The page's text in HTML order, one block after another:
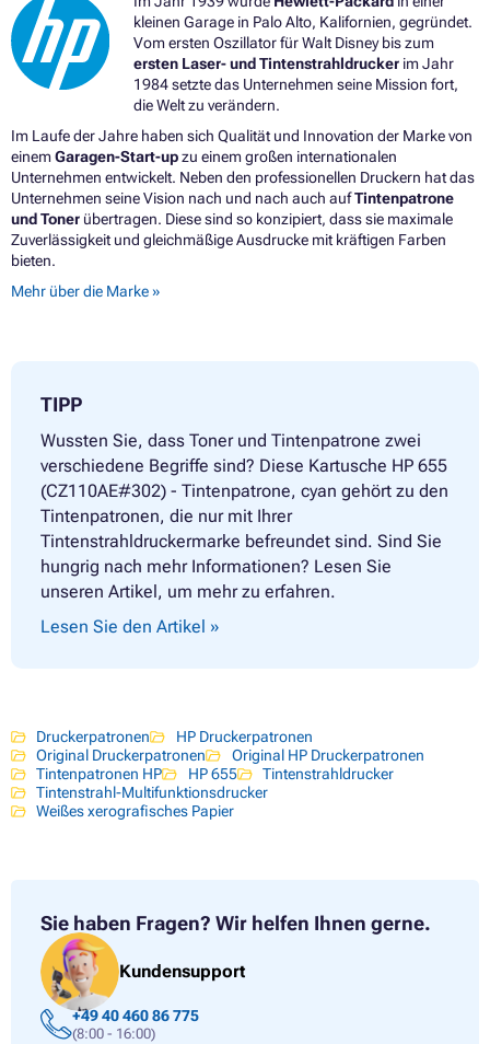
kleinen Garage in Palo Alto, Kalifornien, gegründet.
Vom ersten Oszillator für Walt Disney bis zum
ersten Laser- und Tintenstrahldruckerim Jahr
1984 setzte das Unternehmen seine Mission fort,
die Welt zu verändern.
Im Laufe der Jahre haben sich Qualität und Innovation der Marke von
einemGaragen-Start-upzu einem großen internationalen
Unternehmen entwickelt. Neben den professionellen Druckern hat das
Unternehmen seine Vision nach und nach auch aufTintenpatrone
und Toner übertragen. Diese sind so konzipiert, dass sie maximale
Zuverlässigkeit und gleichmäßige Ausdrucke mit kräftigen Farben
bieten.
Mehr über die Marke »
TIPP
Wussten Sie, dass Toner und Tintenpatrone zwei
verschiedene Begriffe sind? Diese Kartusche HP 655
(CZ110AE#302) - Tintenpatrone, cyan gehört zu den
Tintenpatronen, die nur mit Ihrer
Tintenstrahldruckermarke befreundet sind. Sind Sie
hungrig nach mehr Informationen? Lesen Sie
unseren Artikel, um mehr zu erfahren.
Lesen Sie den Artikel »
Druckerpatronen
HP Druckerpatronen
Original Druckerpatronen
Original HP Druckerpatronen
Tintenpatronen HP
HP 655
Tintenstrahldrucker
Tintenstrahl-Multifunktionsdrucker
Weißes xerografisches Papier
Sie haben Fragen? Wir helfen Ihnen gerne.
Kundensupport
+49 40 460 86 775
(8:00 - 16:00)